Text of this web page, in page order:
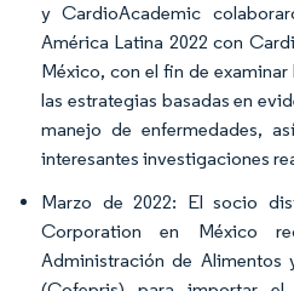
y CardioAcademic
América Latina 2022 con
México, con el fin de
las estrategias basadas en
manejo de enfermedades,
interesantes investigaciones
Marzo de 2022: El socio
Corporation en México
Administración de Alimentos